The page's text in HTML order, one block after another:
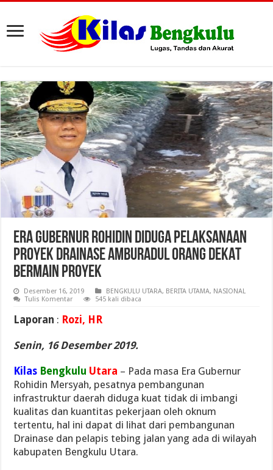
ERA GUBERNUR ROHIDIN DIDUGA PELAKSANAAN
PROYEK DRAINASE AMBURADUL ORANG DEKAT
BERMAIN PROYEK
Desember 16, 2019 BENGKULU UTARA, BERITA UTAMA, NASIONAL
Tulis Komentar
545 kali dibaca
Laporan : Rozi, HR
Senin, 16 Desember 2019.
Kilas Bengkulu Utara – Pada masa Era Gubernur
Rohidin Mersyah, pesatnya pembangunan
infrastruktur daerah diduga kuat tidak di imbangi
kualitas dan kuantitas pekerjaan oleh oknum
tertentu, hal ini dapat di lihat dari pembangunan
Drainase dan pelapis tebing jalan yang ada di wilayah
kabupaten Bengkulu Utara.